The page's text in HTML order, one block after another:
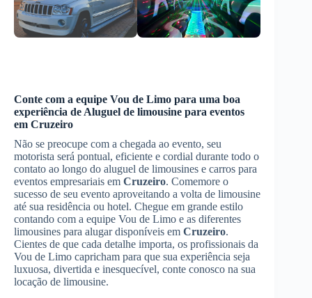
Conte com a equipe Vou de Limo para uma boa
experiência de Aluguel de limousine para eventos
em Cruzeiro
Não se preocupe com a chegada ao evento, seu
motorista será pontual, eficiente e cordial durante todo o
contato ao longo do aluguel de limousines e carros para
eventos empresariais em Cruzeiro. Comemore o
sucesso de seu evento aproveitando a volta de limousine
até sua residência ou hotel. Chegue em grande estilo
contando com a equipe Vou de Limo e as diferentes
limousines para alugar disponíveis em Cruzeiro.
Cientes de que cada detalhe importa, os profissionais da
Vou de Limo capricham para que sua experiência seja
luxuosa, divertida e inesquecível, conte conosco na sua
locação de limousine.